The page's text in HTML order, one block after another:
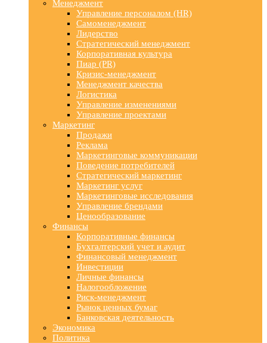
Менеджмент
Управление персоналом (HR)
Самоменеджмент
Лидерство
Стратегический менеджмент
Корпоративная культура
Пиар (PR)
Кризис-менеджмент
Менеджмент качества
Логистика
Управление изменениями
Управление проектами
Маркетинг
Продажи
Реклама
Маркетинговые коммуникации
Поведение потребителей
Стратегический маркетинг
Маркетинг услуг
Маркетинговые исследования
Управление брендами
Ценообразование
Финансы
Корпоративные финансы
Бухгалтерский учет и аудит
Финансовый менеджмент
Инвестиции
Личные финансы
Налогообложение
Риск-менеджмент
Рынок ценных бумаг
Банковская деятельность
Экономика
Политика